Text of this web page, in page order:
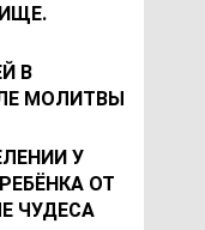
В
МОЛИТВЫ
У
ОТ
ЧУДЕСА